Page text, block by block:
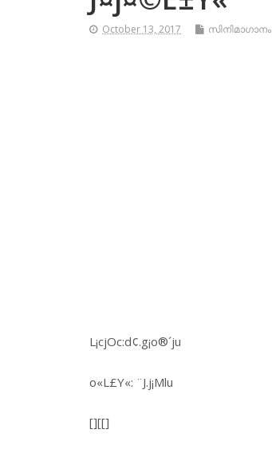
October 13, 2017 സിനിമാഗാനം
L¡cjOc:d¢.g¡o®´ju
o«L£Y«: ¨J.j¡Mlu
[][[]